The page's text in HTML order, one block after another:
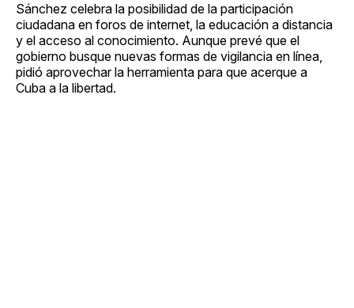
Sánchez celebra la posibilidad de la participación
ciudadana en foros de internet, la educación a distancia
y el acceso al conocimiento. Aunque prevé que el
gobierno busque nuevas formas de vigilancia en línea,
pidió aprovechar la herramienta para que acerque a
Cuba a la libertad.